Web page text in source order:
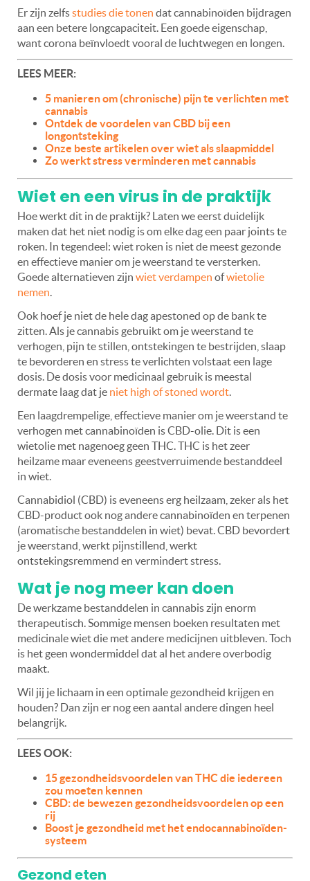
Er zijn zelfsstudies die tonen dat cannabinoïden bijdragen
aan een betere longcapaciteit. Een goede eigenschap,
want corona beïnvloedt vooral de luchtwegen en longen.
LEES MEER:
5 manieren om (chronische) pijn te verlichten met
cannabis
Ontdek de voordelen van CBD bij een
longontsteking
Onze beste artikelen over wiet als slaapmiddel
Zo werkt stress verminderen met cannabis
Wiet en een virus in de praktijk
Hoe werkt dit in de praktijk? Laten we eerst duidelijk
maken dat het niet nodig is om elke dag een paar joints te
roken. In tegendeel: wiet roken is niet de meest gezonde
en effectieve manier om je weerstand te versterken.
Goede alternatieven zijn wiet verdampen ofwietolie
nemen.
Ook hoef je niet de hele dag apestoned op de bank te
zitten. Als je cannabis gebruikt om je weerstand te
verhogen, pijn te stillen, ontstekingen te bestrijden, slaap
te bevorderen en stress te verlichten volstaat een lage
dosis. De dosis voor medicinaal gebruik is meestal
dermate laag dat je niet high of stoned wordt.
Een laagdrempelige, effectieve manier om je weerstand te
verhogen met cannabinoïden is CBD-olie. Dit is een
wietolie met nagenoeg geen THC. THC is het zeer
heilzame maar eveneens geestverruimende bestanddeel
in wiet.
Cannabidiol (CBD) is eveneens erg heilzaam, zeker als het
CBD-product ook nog andere cannabinoïden en terpenen
(aromatische bestanddelen in wiet) bevat. CBD bevordert
je weerstand, werkt pijnstillend, werkt
ontstekingsremmend en vermindert stress.
Wat je nog meer kan doen
De werkzame bestanddelen in cannabis zijn enorm
therapeutisch. Sommige mensen boeken resultaten met
medicinale wiet die met andere medicijnen uitbleven. Toch
is het geen wondermiddel dat al het andere overbodig
maakt.
Wil jij je lichaam in een optimale gezondheid krijgen en
houden? Dan zijn er nog een aantal andere dingen heel
belangrijk.
LEES OOK:
15 gezondheidsvoordelen van THC die iedereen
zou moeten kennen
CBD: de bewezen gezondheidsvoordelen op een
rij
Boost je gezondheid met het endocannabinoïden-
systeem
Gezond eten